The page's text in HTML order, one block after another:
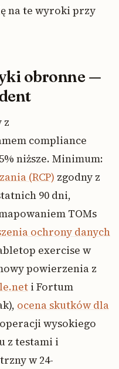
na te wyroki przy
obronne —
z
compliance
niższe. Minimum:
(RCP) zgodny z
90 dni,
TOMs
ochrony danych
exercise w
powierzenia z
i Fortum
ocena skutków dla
wysokiego
z testami i
w 24-